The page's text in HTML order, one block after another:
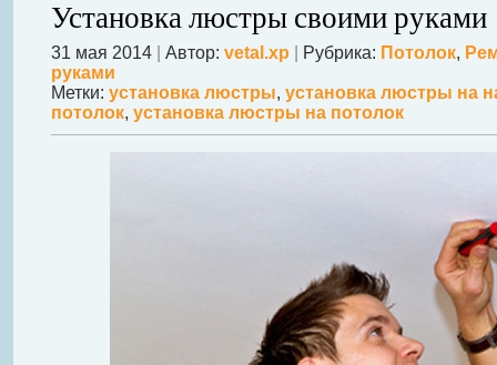
Установка люстры своими руками
31 мая 2014 Автор: vetal.xp Рубрика: Потолок,
руками
Метки: установка люстры, установка люстры на
потолок, установка люстры на потолок